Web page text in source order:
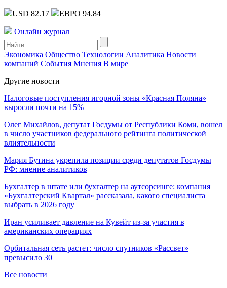
USD 82.17 ЕВРО 94.84
Онлайн журнал
Экономика Общество Технологии Аналитика Новости
компаний События Мнения В мире
Другие новости
Налоговые поступления игорной зоны «Красная Поляна»
выросли почти на 15%
Олег Михайлов, депутат Госдумы от Республики Коми, вошел
в число участников федерального рейтинга политической
влиятельности
Мария Бутина укрепила позиции среди депутатов Госдумы
РФ: мнение аналитиков
Бухгалтер в штате или бухгалтер на аутсорсинге: компания
«Бухгалтерский Квартал» рассказала, какого специалиста
выбрать в 2026 году
Иран усиливает давление на Кувейт из-за участия в
американских операциях
Орбитальная сеть растет: число спутников «Рассвет»
превысило 30
Все новости